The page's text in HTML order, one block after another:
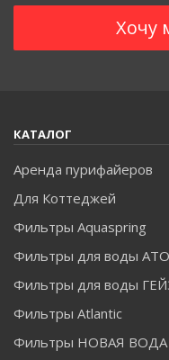
КАТАЛОГ
Аренда пурифайеров
Для Коттеджей
Фильтры Aquaspring
Фильтры для воды
Фильтры для воды
Фильтры Atlantic
Фильтры НОВАЯ ВОДА